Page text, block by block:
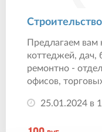
Предлагаем вам
коттеджей, дач,
ремонтно -
офисов,
25.01.2024 в